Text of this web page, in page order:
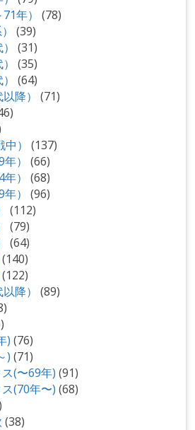
年）
(78)
(39)
(31)
(35)
(64)
降）
(71)
）
(137)
）
(66)
）
(68)
）
(96)
(112)
(79)
(64)
(140)
(122)
降）
(89)
) (76)
) (71)
(〜69年) (91)
(70年〜) (68)
(38)